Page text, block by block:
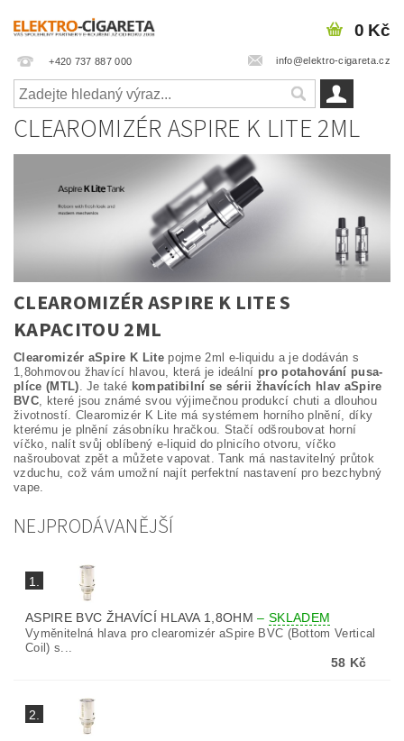
+420 737 887 000 info@elektro-cigareta.cz
0 Kč
CLEAROMIZÉR ASPIRE K LITE 2ML
CLEAROMIZÉR ASPIRE K LITE S
KAPACITOU 2ML
Clearomizér aSpire K Lite pojme 2ml e-liquidu a je dodáván s
1,8ohmovou žhavící hlavou, která je ideální pro potahování pusa-
plíce (MTL) . Je také kompatibilní se sérii žhavících hlav aSpire
BVC, které jsou známé svou výjimečnou produkcí chuti a dlouhou
životností. Clearomizér K Lite má systémem horního plnění, díky
kterému je plnění zásobníku hračkou. Stačí odšroubovat horní
víčko, nalít svůj oblíbený e-liquid do plnicího otvoru, víčko
našroubovat zpět a můžete vapovat. Tank má nastavitelný průtok
vzduchu, což vám umožní najít perfektní nastavení pro bezchybný
vape.
NEJPRODÁVANĚJŠÍ
1.
ASPIRE BVC ŽHAVÍCÍ HLAVA 1,8OHM–SKLADEM
Vyměnitelná hlava pro clearomizér aSpire BVC (Bottom Vertical
Coil) s...
58 Kč
2.